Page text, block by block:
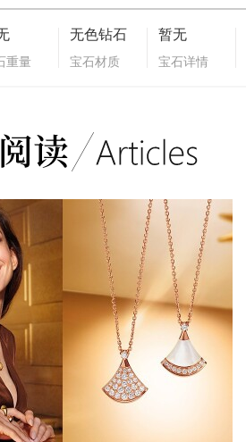
重量
无色钻石
宝石材质
暂无
宝石详情